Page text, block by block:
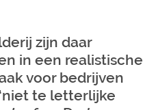
zijn daar
in een realistische
voor bedrijven
te letterlijke